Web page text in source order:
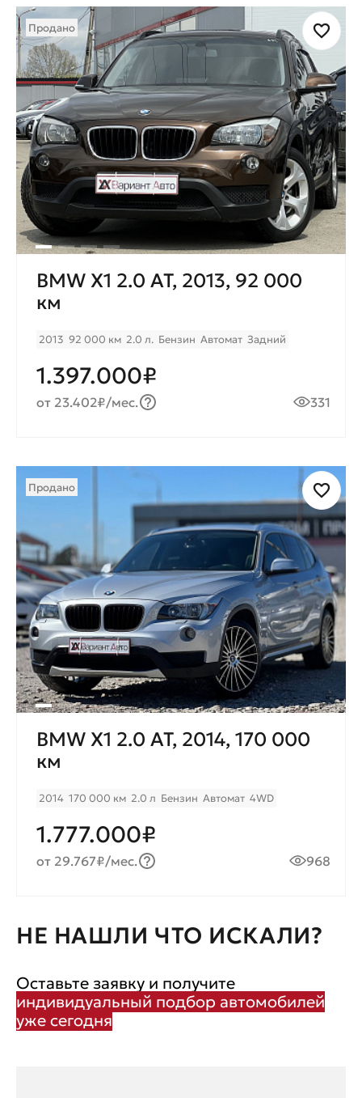
Продано
BMW X1 2.0 AT, 2013, 92 000
км
2013 92 000 км 2.0 л. Бензин Автомат Задний
1.397.000₽
от 23.402₽/мес. 331
Продано
BMW X1 2.0 AT, 2014, 170 000
км
2014 170 000 км 2.0 л Бензин Автомат 4WD
1.777.000₽
от 29.767₽/мес. 968
НЕ НАШЛИ ЧТО ИСКАЛИ?
Оставьте заявку и получите
индивидуальный подбор автомобилей
уже сегодня